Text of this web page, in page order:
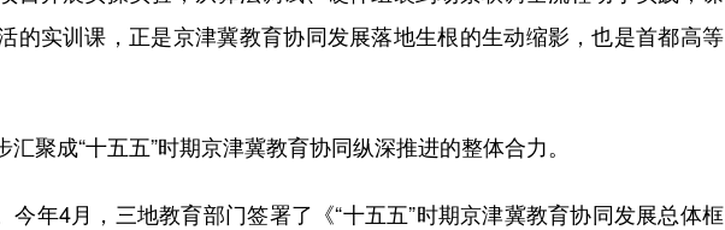
的实训课，正是京津冀教育协同发展落地生根的生动缩影，也是首都高等
成“十五五”时期京津冀教育协同纵深推进的整体合力。
年4月，三地教育部门签署了《“十五五”时期京津冀教育协同发展总体框